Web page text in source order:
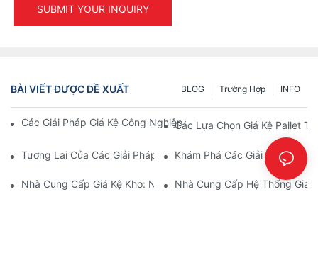
SUBMIT YOUR INQUIRY
BÀI VIẾT ĐƯỢC ĐỀ XUẤT INFO
Trường Hợp
BLOG
Các Giải Pháp Giá Kệ Công Nghiệp Hàng Đầu Cho Quản Lý Kho
Các Lựa Chọn Giá Kệ Pallet
Tương Lai Của Các Giải Pháp Giá Kệ Pallet: Xu Hướng Và Đổi
Khám Phá Các Giải Pháp Giá
Nhà Cung Cấp Giá Kệ Kho: Những Điều Cần Lưu Ý
Nhà Cung Cấp Hệ Thống Giá